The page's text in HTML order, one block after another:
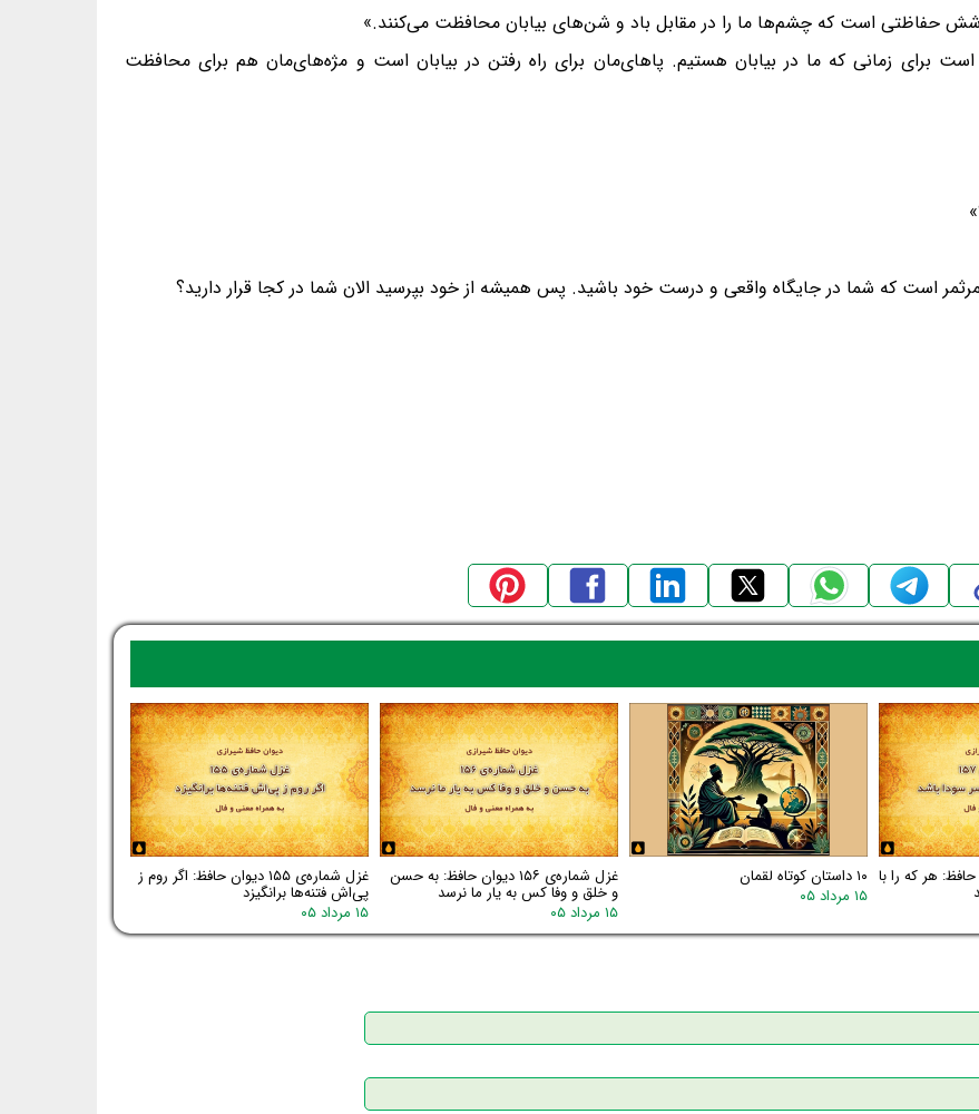
حفاظتی است که چشم‌ها ما را در مقابل باد و شن‌های بیابان محافظت می‌کنند.»
برای زمانی که ما در بیابان هستیم. پاهای‌مان برای راه رفتن در بیابان است و مژه‌های‌مان هم برای محافظت
است که شما در جایگاه واقعی و درست خود باشید. پس همیشه از خود بپرسید الان شما در کجا قرار دارید؟
۱۵۷ دیوان حافظ: هر که را با ۱۰ داستان کوتاه لقمان
۱۵ مرداد ۰۵
غزل شماره‌ی ۱۵۶ دیوان حافظ: به حسن
و خلق و وفا کس به یار ما نرسد
۱۵ مرداد ۰۵
غزل شماره‌ی ۱۵۵ دیوان حافظ: اگر روم ز
پی‌اش فتنه‌ها برانگیزد
۱۵ مرداد ۰۵